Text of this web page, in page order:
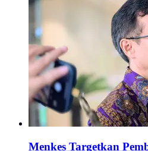
Menkes Targetkan